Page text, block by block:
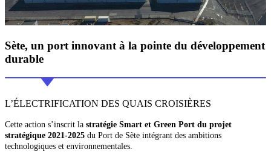
Sète, un port innovant à la pointe du développement
durable
L’ÉLECTRIFICATION DES QUAIS CROISIÈRES
Cette action s’inscrit la stratégie Smart et Green Port du projet
stratégique 2021-2025 du Port de Sète intégrant des ambitions
technologiques et environnementales.